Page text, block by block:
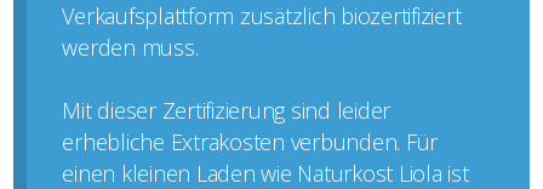
Verkaufsplattform zusätzlich biozertifiziert
werden muss.
Mit dieser Zertifizierung sind leider
erhebliche Extrakosten verbunden. Für
einen kleinen Laden wie Naturkost Liola ist